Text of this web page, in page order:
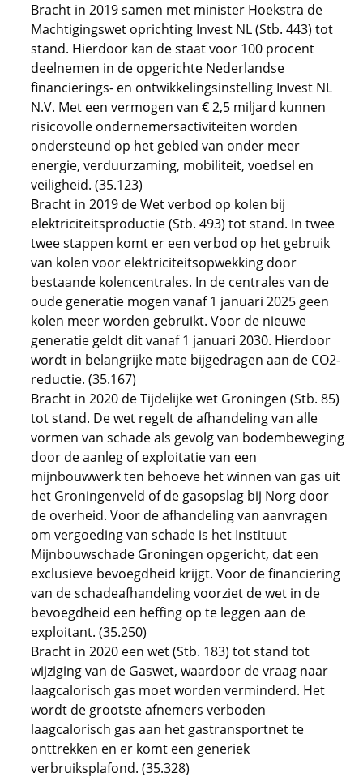
Bracht in 2019 samen met minister Hoekstra de
Machtigingswet oprichting Invest NL (Stb. 443) tot
stand. Hierdoor kan de staat voor 100 procent
deelnemen in de opgerichte Nederlandse
financierings- en ontwikkelingsinstelling Invest NL
N.V. Met een vermogen van € 2,5 miljard kunnen
risicovolle ondernemersactiviteiten worden
ondersteund op het gebied van onder meer
energie, verduurzaming, mobiliteit, voedsel en
veiligheid. (35.123)
Bracht in 2019 de Wet verbod op kolen bij
elektriciteitsproductie (Stb. 493) tot stand. In twee
twee stappen komt er een verbod op het gebruik
van kolen voor elektriciteitsopwekking door
bestaande kolencentrales. In de centrales van de
oude generatie mogen vanaf 1 januari 2025 geen
kolen meer worden gebruikt. Voor de nieuwe
generatie geldt dit vanaf 1 januari 2030. Hierdoor
wordt in belangrijke mate bijgedragen aan de CO2-
reductie. (35.167)
Bracht in 2020 de Tijdelijke wet Groningen (Stb. 85)
tot stand. De wet regelt de afhandeling van alle
vormen van schade als gevolg van bodembeweging
door de aanleg of exploitatie van een
mijnbouwwerk ten behoeve het winnen van gas uit
het Groningenveld of de gasopslag bij Norg door
de overheid. Voor de afhandeling van aanvragen
om vergoeding van schade is het Instituut
Mijnbouwschade Groningen opgericht, dat een
exclusieve bevoegdheid krijgt. Voor de financiering
van de schadeafhandeling voorziet de wet in de
bevoegdheid een heffing op te leggen aan de
exploitant. (35.250)
Bracht in 2020 een wet (Stb. 183) tot stand tot
wijziging van de Gaswet, waardoor de vraag naar
laagcalorisch gas moet worden verminderd. Het
wordt de grootste afnemers verboden
laagcalorisch gas aan het gastransportnet te
onttrekken en er komt een generiek
verbruiksplafond. (35.328)